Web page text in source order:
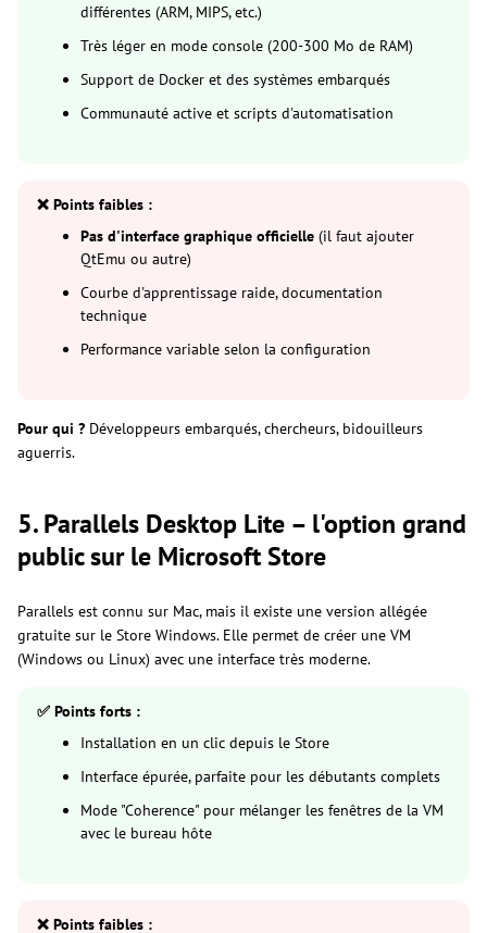
différentes (ARM, MIPS, etc.)
Très léger en mode console (200-300 Mo de RAM)
Support de Docker et des systèmes embarqués
Communauté active et scripts d'automatisation
❌ Points faibles :
Pas d'interface graphique officielle (il faut ajouter
QtEmu ou autre)
Courbe d'apprentissage raide, documentation
technique
Performance variable selon la configuration
Pour qui ? Développeurs embarqués, chercheurs, bidouilleurs
aguerris.
5. Parallels Desktop Lite – l'option grand
public sur le Microsoft Store
Parallels est connu sur Mac, mais il existe une version allégée
gratuite sur le Store Windows. Elle permet de créer une VM
(Windows ou Linux) avec une interface très moderne.
✅ Points forts :
Installation en un clic depuis le Store
Interface épurée, parfaite pour les débutants complets
Mode "Coherence" pour mélanger les fenêtres de la VM
avec le bureau hôte
❌ Points faibles :